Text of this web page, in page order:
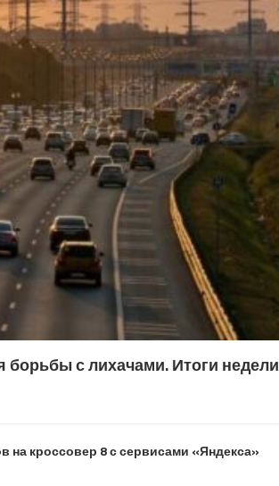
с лихачами. Итоги недели
на кроссовер 8 с сервисами «Яндекса»